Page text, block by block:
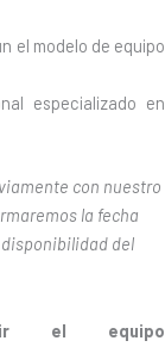
el modelo de equipo
especializado en
con nuestro
la fecha
del
el equipo